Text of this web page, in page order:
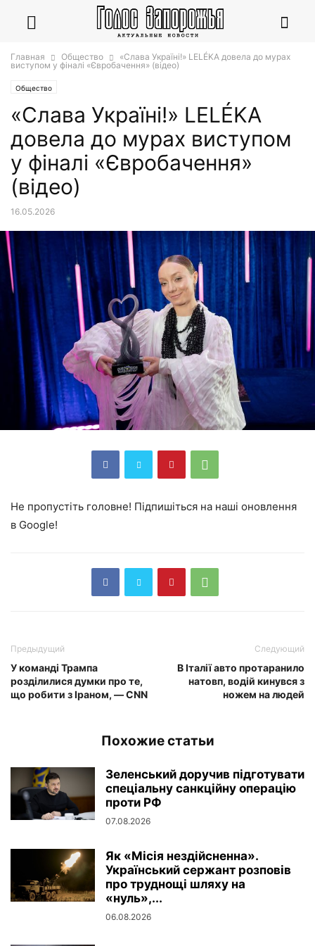
Главная Общество
«Слава Україні!» LELÉKA довела до мурах
виступом у фіналі «Євробачення» (відео)
Общество
«Слава Україні!» LELÉKA
довела до мурах виступом
у фіналі «Євробачення»
(відео)
16.05.2026
Не пропустіть головне! Підпишіться на наші оновлення
в Google!
Предыдущий
У команді Трампа
розділилися думки про те,
що робити з Іраном, — CNN
Следующий
В Італії авто протаранило
натовп, водій кинувся з
ножем на людей
Похожие статьи
Зеленський доручив підготувати
спеціальну санкційну операцію
проти РФ
07.08.2026
Як «Місія нездійсненна».
Український сержант розповів
про труднощі шляху на
«нуль»,...
06.08.2026